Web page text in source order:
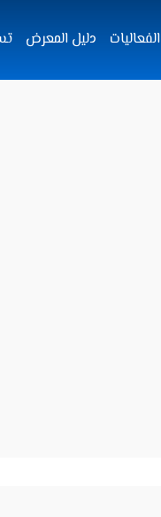
الفعاليات دليل المعرض